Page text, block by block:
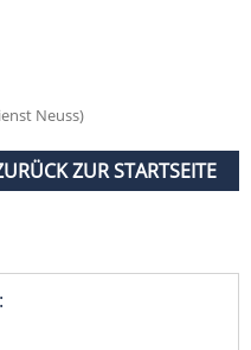
Neuss)
ZUR STARTSEITE